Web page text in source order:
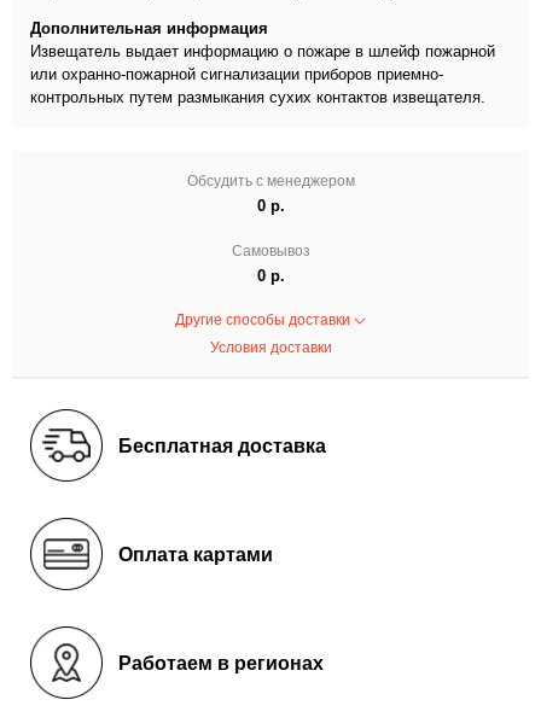
Дополнительная информация
Извещатель выдает информацию о пожаре в шлейф пожарной
или охранно-пожарной сигнализации приборов приемно-
контрольных путем размыкания сухих контактов извещателя.
Обсудить с менеджером
0 р.
Самовывоз
0 р.
Другие способы доставки
Условия доставки
Бесплатная доставка
Оплата картами
Работаем в регионах